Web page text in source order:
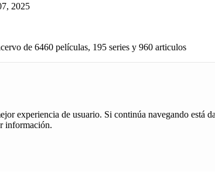
2025
de 6460 películas, 195 series y 960 articulos
experiencia de usuario. Si continúa navegando está
información.